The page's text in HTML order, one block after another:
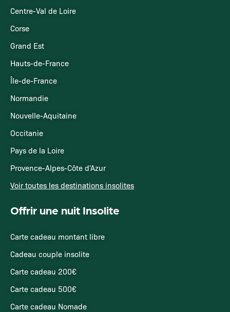
Centre-Val de Loire
Corse
Grand Est
Hauts-de-France
Île-de-France
Normandie
Nouvelle-Aquitaine
Occitanie
Pays de la Loire
Provence-Alpes-Côte d'Azur
Voir toutes les destinations insolites
Offrir une nuit Insolite
Carte cadeau montant libre
Cadeau couple insolite
Carte cadeau 200€
Carte cadeau 500€
Carte cadeau Nomade